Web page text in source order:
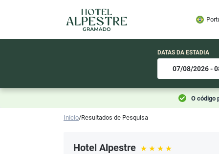
DATAS DA ESTADIA
O código
Início/Resultados de Pesquisa
Hotel Alpestre